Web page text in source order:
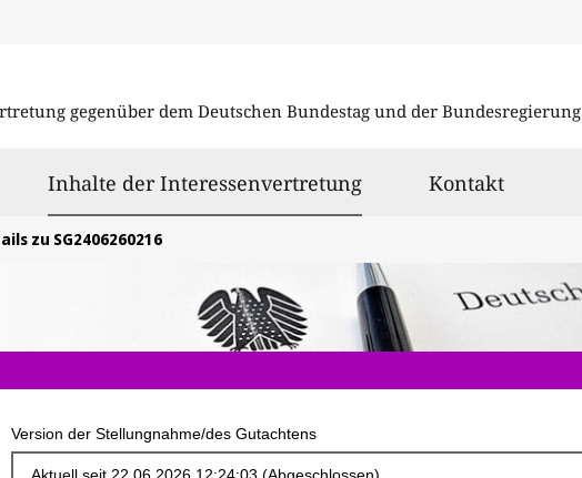
gegenüber dem Deutschen Bundestag und der Bundesregierung
Inhalte der Interessenvertretungausgewählt
Kontakt
zu SG2406260216
Version der Stellungnahme/des Gutachtens